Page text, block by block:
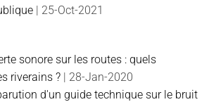
| 25-Oct-2021
sonore sur les routes : quels
riverains ? | 28-Jan-2020
d'un guide technique sur le bruit